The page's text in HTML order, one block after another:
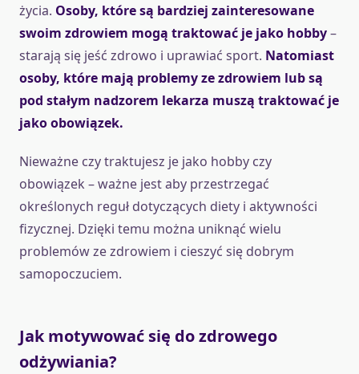
życia. Osoby, które są bardziej zainteresowane
swoim zdrowiem mogą traktować je jako hobby–
starają się jeść zdrowo i uprawiać sport. Natomiast
osoby, które mają problemy ze zdrowiem lub są
pod stałym nadzorem lekarza muszą traktować je
jako obowiązek.
Nieważne czy traktujesz je jako hobby czy
obowiązek – ważne jest aby przestrzegać
określonych reguł dotyczących diety i aktywności
fizycznej. Dzięki temu można uniknąć wielu
problemów ze zdrowiem i cieszyć się dobrym
samopoczuciem.
Jak motywować się do zdrowego
odżywiania?